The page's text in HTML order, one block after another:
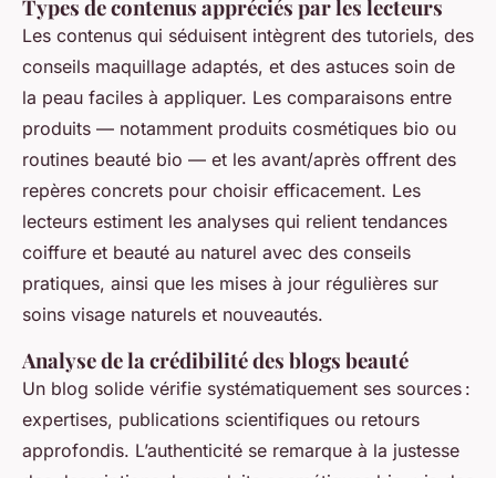
Types de contenus appréciés par les lecteurs
Les contenus qui séduisent intègrent des tutoriels, des
conseils maquillage adaptés, et des astuces soin de
la peau faciles à appliquer. Les comparaisons entre
produits — notamment produits cosmétiques bio ou
routines beauté bio — et les avant/après offrent des
repères concrets pour choisir efficacement. Les
lecteurs estiment les analyses qui relient tendances
coiffure et beauté au naturel avec des conseils
pratiques, ainsi que les mises à jour régulières sur
soins visage naturels et nouveautés.
Analyse de la crédibilité des blogs beauté
Un blog solide vérifie systématiquement ses sources :
expertises, publications scientifiques ou retours
approfondis. L’authenticité se remarque à la justesse